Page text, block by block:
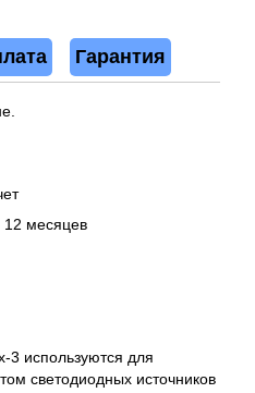
Гарантия
12 месяцев
3 используются для
светодиодных источников